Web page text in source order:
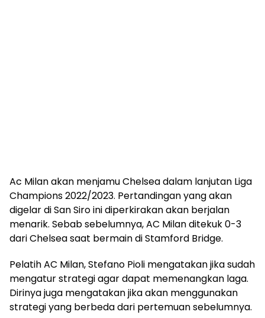
Ac Milan akan menjamu Chelsea dalam lanjutan Liga
Champions 2022/2023. Pertandingan yang akan
digelar di San Siro ini diperkirakan akan berjalan
menarik. Sebab sebelumnya, AC Milan ditekuk 0-3
dari Chelsea saat bermain di Stamford Bridge.
Pelatih AC Milan, Stefano Pioli mengatakan jika sudah
mengatur strategi agar dapat memenangkan laga.
Dirinya juga mengatakan jika akan menggunakan
strategi yang berbeda dari pertemuan sebelumnya.